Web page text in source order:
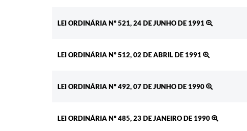
LEI ORDINÁRIA Nº 521, 24 DE JUNHO DE 1991
LEI ORDINÁRIA Nº 512, 02 DE ABRIL DE 1991
LEI ORDINÁRIA Nº 492, 07 DE JUNHO DE 1990
LEI ORDINÁRIA Nº 485, 23 DE JANEIRO DE 1990